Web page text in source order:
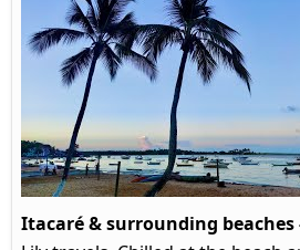
Itacaré & surrounding beaches